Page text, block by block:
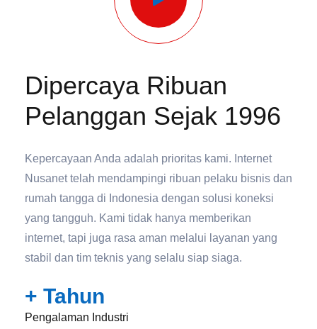
Dipercaya Ribuan
Pelanggan Sejak 1996
Kepercayaan Anda adalah prioritas kami. Internet
Nusanet telah mendampingi ribuan pelaku bisnis dan
rumah tangga di Indonesia dengan solusi koneksi
yang tangguh. Kami tidak hanya memberikan
internet, tapi juga rasa aman melalui layanan yang
stabil dan tim teknis yang selalu siap siaga.
+ Tahun
Pengalaman Industri